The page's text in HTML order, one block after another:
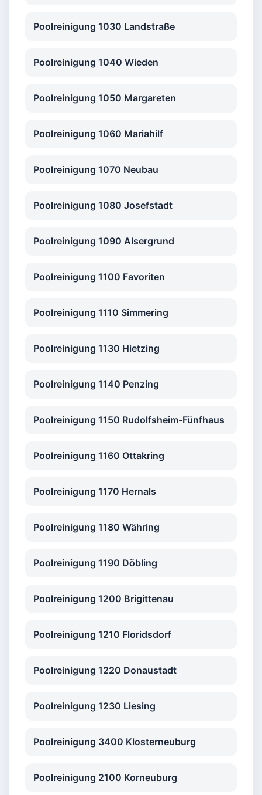
Poolreinigung 1030 Landstraße
Poolreinigung 1040 Wieden
Poolreinigung 1050 Margareten
Poolreinigung 1060 Mariahilf
Poolreinigung 1070 Neubau
Poolreinigung 1080 Josefstadt
Poolreinigung 1090 Alsergrund
Poolreinigung 1100 Favoriten
Poolreinigung 1110 Simmering
Poolreinigung 1130 Hietzing
Poolreinigung 1140 Penzing
Poolreinigung 1150 Rudolfsheim-Fünfhaus
Poolreinigung 1160 Ottakring
Poolreinigung 1170 Hernals
Poolreinigung 1180 Währing
Poolreinigung 1190 Döbling
Poolreinigung 1200 Brigittenau
Poolreinigung 1210 Floridsdorf
Poolreinigung 1220 Donaustadt
Poolreinigung 1230 Liesing
Poolreinigung 3400 Klosterneuburg
Poolreinigung 2100 Korneuburg